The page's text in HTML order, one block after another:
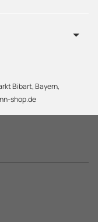
Bibart, Bayern,
shop.de